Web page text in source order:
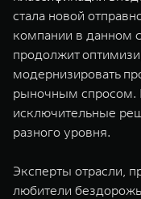
стала новой
компании в данном
продолжит
модернизировать
рыночным спросом.
исключительные
разного уровня.
Эксперты отрасли,
любители